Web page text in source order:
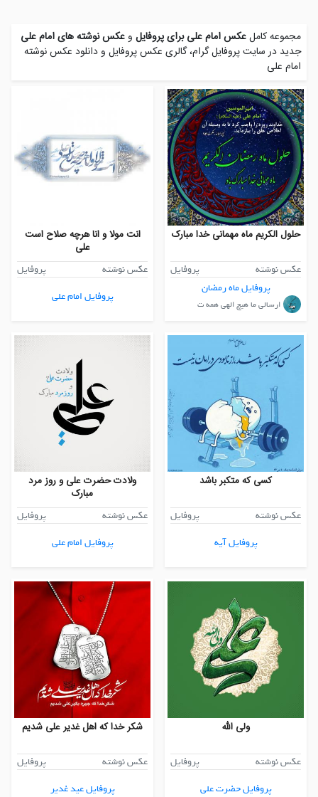
مجموعه کاملعکس امام علی برای پروفایل وعکس نوشته های امام علی
جدید در سایت پروفایل گرام، گالری عکس پروفایل ودانلود عکس نوشته
امام علی
حلول الکریم ماه مهمانی خدا مبارک
عکس نوشته
پروفایل
پروفایل ماه رمضان
ارسالی ما هیچ الهی همه ت
انت مولا و انا هرچه صلاح است
علی
عکس نوشته
پروفایل
پروفایل امام علی
کسی که متکبر باشد
عکس نوشته
پروفایل
پروفایل آیه
ولادت حضرت علی و روز مرد
مبارک
عکس نوشته
پروفایل
پروفایل امام علی
ولی الله
عکس نوشته
پروفایل
پروفایل حضرت علی
شکر خدا که اهل غدیر علی شدیم
عکس نوشته
پروفایل
پروفایل عید غدیر